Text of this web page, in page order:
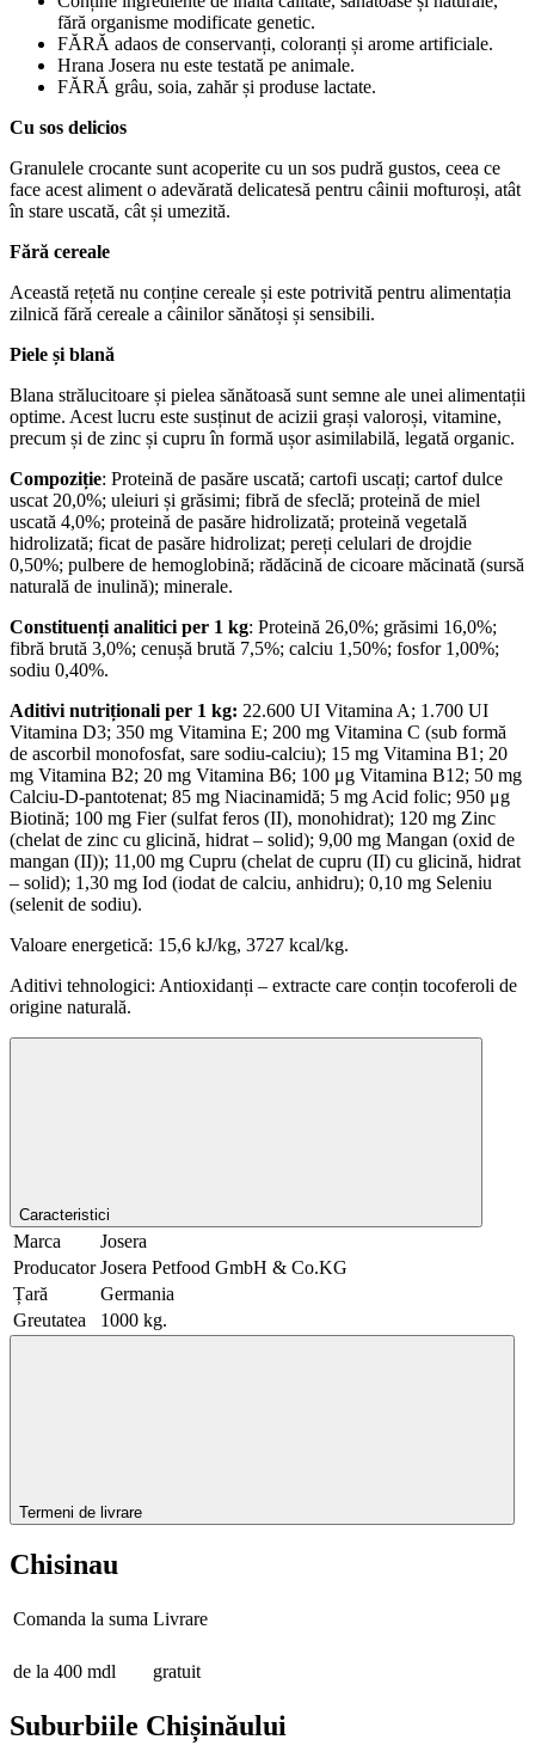
fără organisme modificate genetic.
FĂRĂ adaos de conservanți, coloranți și arome artificiale.
Hrana Josera nu este testată pe animale.
FĂRĂ grâu, soia, zahăr și produse lactate.
Cu sos delicios
Granulele crocante sunt acoperite cu un sos pudră gustos, ceea ce
face acest aliment o adevărată delicatesă pentru câinii mofturoși, atât
în stare uscată, cât și umezită.
Fără cereale
Această rețetă nu conține cereale și este potrivită pentru alimentația
zilnică fără cereale a câinilor sănătoși și sensibili.
Piele și blană
Blana strălucitoare și pielea sănătoasă sunt semne ale unei alimentații
optime. Acest lucru este susținut de acizii grași valoroși, vitamine,
precum și de zinc și cupru în formă ușor asimilabilă, legată organic.
Compoziție: Proteină de pasăre uscată; cartofi uscați; cartof dulce
uscat 20,0%; uleiuri și grăsimi; fibră de sfeclă; proteină de miel
uscată 4,0%; proteină de pasăre hidrolizată; proteină vegetală
hidrolizată; ficat de pasăre hidrolizat; pereți celulari de drojdie
0,50%; pulbere de hemoglobină; rădăcină de cicoare măcinată (sursă
naturală de inulină); minerale.
Constituenți analitici per 1 kg: Proteină 26,0%; grăsimi 16,0%;
fibră brută 3,0%; cenușă brută 7,5%; calciu 1,50%; fosfor 1,00%;
sodiu 0,40%.
Aditivi nutriționali per 1 kg: 22.600 UI Vitamina A; 1.700 UI
Vitamina D3; 350 mg Vitamina E; 200 mg Vitamina C (sub formă
de ascorbil monofosfat, sare sodiu-calciu); 15 mg Vitamina B1; 20
mg Vitamina B2; 20 mg Vitamina B6; 100 μg Vitamina B12; 50 mg
Calciu-D-pantotenat; 85 mg Niacinamidă; 5 mg Acid folic; 950 μg
Biotină; 100 mg Fier (sulfat feros (II), monohidrat); 120 mg Zinc
(chelat de zinc cu glicină, hidrat – solid); 9,00 mg Mangan (oxid de
mangan (II)); 11,00 mg Cupru (chelat de cupru (II) cu glicină, hidrat
– solid); 1,30 mg Iod (iodat de calciu, anhidru); 0,10 mg Seleniu
(selenit de sodiu).
Valoare energetică: 15,6 kJ/kg, 3727 kcal/kg.
Aditivi tehnologici: Antioxidanți – extracte care conțin tocoferoli de
origine naturală.
Caracteristici
Marca
Josera
Producator Josera Petfood GmbH & Co.KG
Țară
Germania
Greutatea
1000 kg.
Termeni de livrare
Chisinau
Comanda la suma Livrare
de la 400 mdl gratuit
Suburbiile Chișinăului